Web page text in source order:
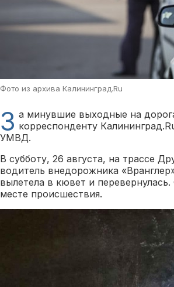
Фото из архива Калининград.Ru
З а минувшие выходные на
корреспонденту
УМВД.
В субботу, 26 августа, на трассе
водитель внедорожника
вылетела в кювет и
месте происшествия.